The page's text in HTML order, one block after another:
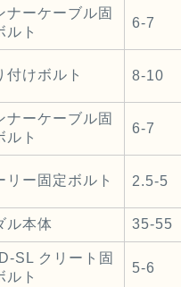
ナーケーブル固
ルト
6-7
付けボルト 8-10
ナーケーブル固
ルト
6-7
リー固定ボルト 2.5-5
ル本体 35-55
SL クリート固
ルト
5-6